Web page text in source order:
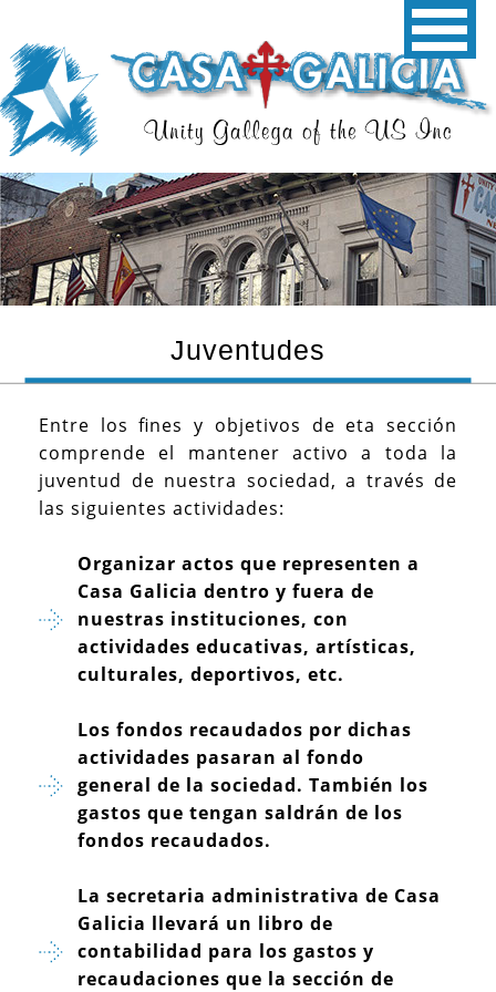
Juventudes
Entre los fines y objetivos de eta sección
comprende el mantener activo a toda la
juventud de nuestra sociedad, a través de
las siguientes actividades:
Organizar actos que representen a
Casa Galicia dentro y fuera de
nuestras instituciones, con
actividades educativas, artí­sticas,
culturales, deportivos, etc.
Los fondos recaudados por dichas
actividades pasaran al fondo
general de la sociedad. También los
gastos que tengan saldrán de los
fondos recaudados.
La secretaria administrativa de Casa
Galicia llevará un libro de
contabilidad para los gastos y
recaudaciones que la sección de